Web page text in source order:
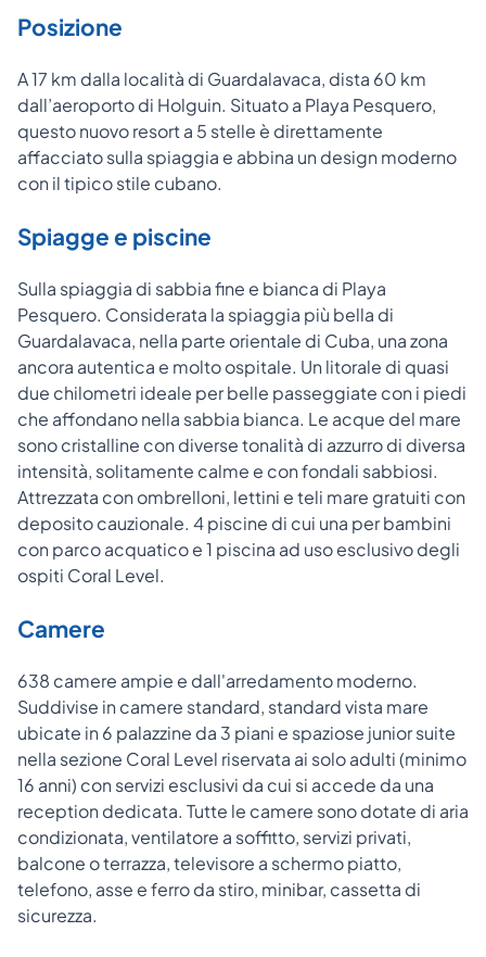
Posizione
A 17 km dalla località di Guardalavaca, dista 60 km
dall’aeroporto di Holguin. Situato a Playa Pesquero,
questo nuovo resort a 5 stelle è direttamente
affacciato sulla spiaggia e abbina un design moderno
con il tipico stile cubano.
Spiagge e piscine
Sulla spiaggia di sabbia fine e bianca di Playa
Pesquero. Considerata la spiaggia più bella di
Guardalavaca, nella parte orientale di Cuba, una zona
ancora autentica e molto ospitale. Un litorale di quasi
due chilometri ideale per belle passeggiate con i piedi
che affondano nella sabbia bianca. Le acque del mare
sono cristalline con diverse tonalità di azzurro di diversa
intensità, solitamente calme e con fondali sabbiosi.
Attrezzata con ombrelloni, lettini e teli mare gratuiti con
deposito cauzionale. 4 piscine di cui una per bambini
con parco acquatico e 1 piscina ad uso esclusivo degli
ospiti Coral Level.
Camere
638 camere ampie e dall'arredamento moderno.
Suddivise in camere standard, standard vista mare
ubicate in 6 palazzine da 3 piani e spaziose junior suite
nella sezione Coral Level riservata ai solo adulti (minimo
16 anni) con servizi esclusivi da cui si accede da una
reception dedicata. Tutte le camere sono dotate di aria
condizionata, ventilatore a soffitto, servizi privati,
balcone o terrazza, televisore a schermo piatto,
telefono, asse e ferro da stiro, minibar, cassetta di
sicurezza.